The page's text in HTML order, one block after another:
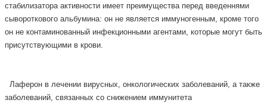
стабилизатора активности имеет преимущества перед введеннями
сывороткового альбумина: он не является иммуногенным, кроме того
он не контаминованный инфекционными агентами, которые могут быть
присутствующими в крови.
Лаферон в лечении вирусных, онкологических заболеваний, а также
заболеваний, связанных со снижением иммунитета